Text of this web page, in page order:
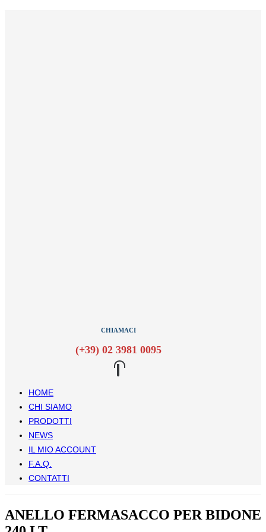
CHIAMACI
(+39) 02 3981 0095
HOME
CHI SIAMO
PRODOTTI
NEWS
IL MIO ACCOUNT
F.A.Q.
CONTATTI
ANELLO FERMASACCO PER BIDONE